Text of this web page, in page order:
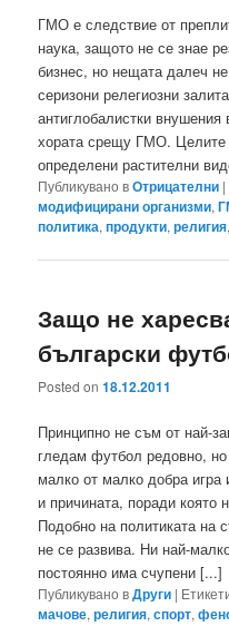
ГМО е следствие от
наука, защото не се знае
бизнес, но нещата далеч
серизони релегиозни
антиглобалистки внушения
хората срещу ГМО. Целите
определени растителни
Публикувано вОтрицателни |
модифицирани организми,
политика,продукти,религия
Защо не
български
Posted on18.12.2011
Принципно не съм от най-
гледам футбол редовно,
малко от малко добра
и причината, поради която
Подобно на политиката на
не се развива. Ни най-
постоянно има счупени [...]
Публикувано вДруги |
мачове,религия,спорт,